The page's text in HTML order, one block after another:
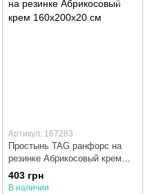
Артикул: 167283
Простынь TAG ранфорс на
резинке Абрикосовый крем
160x200x20 см
403 грн
В наличии